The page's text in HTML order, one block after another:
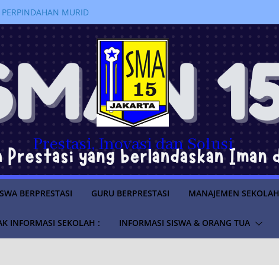
MURID
2026/2027
TAHUN AJARAN
kegiatan
Sejarah Pemerintahan di
“Istana untuk Anak Sekolah”
SMAN 15 Jakarta Lolos
Tinggi Negeri Tahun
Prestasi, Inovasi dan Solusi
BERPRESTASI GURU BERPRESTASI MANAJEMEN SEKOLAH
INFORMASI SEKOLAH : INFORMASI SISWA & ORANG TUA